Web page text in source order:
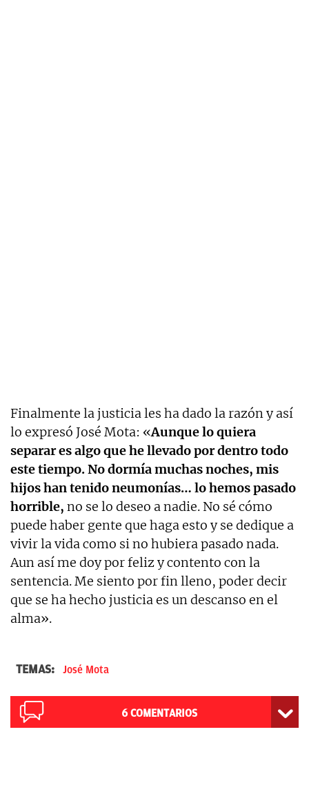
Finalmente la justicia les ha dado la razón y así
lo expresó José Mota: «Aunque lo quiera
separar es algo que he llevado por dentro todo
este tiempo. No dormía muchas noches, mis
hijos han tenido neumonías… lo hemos pasado
horrible, no se lo deseo a nadie. No sé cómo
puede haber gente que haga esto y se dedique a
vivir la vida como si no hubiera pasado nada.
Aun así me doy por feliz y contento con la
sentencia. Me siento por fin lleno, poder decir
que se ha hecho justicia es un descanso en el
alma».
TEMAS: José Mota
6 COMENTARIOS